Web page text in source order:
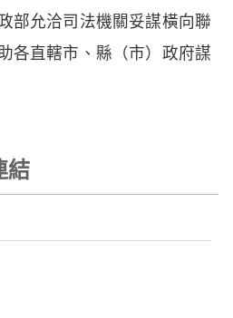
部允洽司法機關妥謀橫向聯
各直轄市、縣（市）政府謀
結